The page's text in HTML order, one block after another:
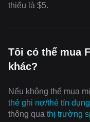
thiểu là $5.
Tôi có thể mua
khác?
Nếu không thể mua
thẻ ghi nợ/thẻ tín dụng
thông qua thị trường